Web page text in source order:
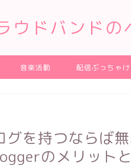
ウドバンドの
音楽活動 配信ぶっちゃけ
を持つならば
のメリット